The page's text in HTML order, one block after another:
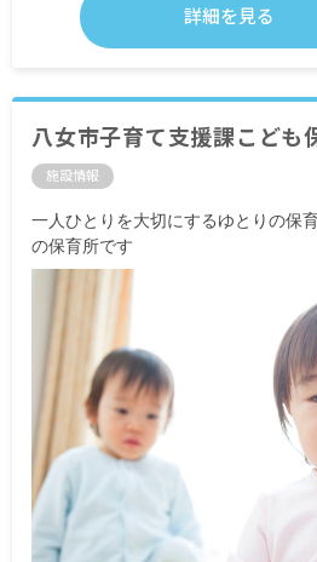
詳細を見る
八女市子育て支援課こども
施設情報
一人ひとりを大切にするゆとりの保
の保育所です